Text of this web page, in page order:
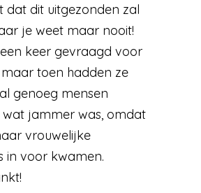
dat dit uitgezonden zal
je weet maar nooit!
keer gevraagd voor
toen hadden ze
genoeg mensen
jammer was, omdat
vrouwelijke
in voor kwamen.